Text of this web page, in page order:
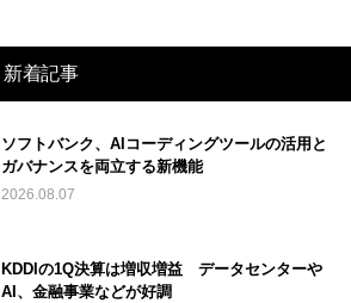
新着記事
ソフトバンク、AIコーディングツールの活用と
ガバナンスを両立する新機能
2026.08.07
KDDIの1Q決算は増収増益 データセンターや
AI、金融事業などが好調